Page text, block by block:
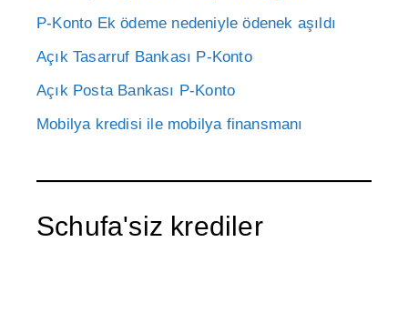
P-Konto Ek ödeme nedeniyle ödenek aşıldı
Açık Tasarruf Bankası P-Konto
Açık Posta Bankası P-Konto
Mobilya kredisi ile mobilya finansmanı
Schufa'siz krediler